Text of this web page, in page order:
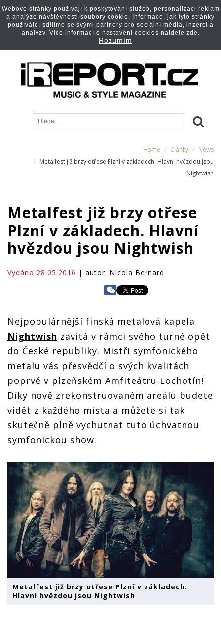
Home Články
News
Metalfest již brzy otřese Plzní v základech. Hlavní hvězdou jsou
Nightwish
Metalfest již brzy otřese
Plzní v základech. Hlavní
hvězdou jsou Nightwish
Vydáno 28.05.2016 | autor: Nicola Bernard
Nejpopulárnější finská metalová kapela
Nightwish zavítá v rámci svého turné opět
do České republiky. Mistři symfonického
metalu vás přesvědčí o svých kvalitách
poprvé v plzeňském Amfiteátru Lochotín!
Díky nově zrekonstruovaném areálu budete
vidět z každého místa a můžete si tak
skutečně plně vychutnat tuto úchvatnou
symfonickou show.
Metalfest již brzy otřese Plzní v základech.
Hlavní hvězdou jsou Nightwish
Webové stránky používají k poskytování služeb, personalizaci reklam
a analýze návštěvnosti soubory cookie. Informace, jak tyto stránky
používáte, sdílíme se svými partnery pro sociální média, inzerci a
analýzy. Více informací o nastavení cookies najdete zde.
Rozumím